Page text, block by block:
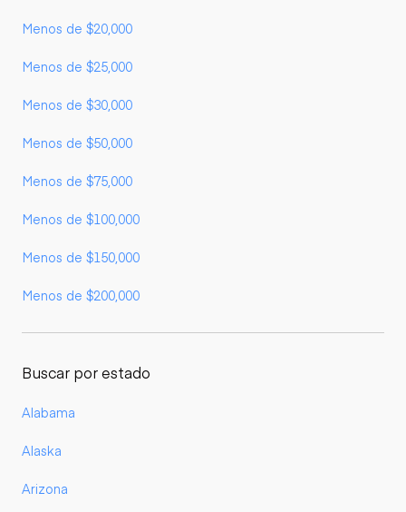
Menos de $20,000
Menos de $25,000
Menos de $30,000
Menos de $50,000
Menos de $75,000
Menos de $100,000
Menos de $150,000
Menos de $200,000
Buscar por estado
Alabama
Alaska
Arizona